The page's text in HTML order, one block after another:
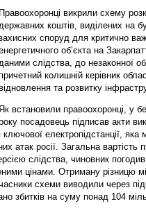
Правоохоронці викрили схему
державних коштів, виділених на
споруд для критично
об’єкта на
даними слідства, до незаконної
колишній керівник
та розвитку
Як встановили правоохоронці, у
посадовець підписав акти
електропідстанції, яка
атак росії. Загальна вартість
слідства, чиновник
цінами. Отриману різницю
схеми виводили через
збитків на суму понад 104